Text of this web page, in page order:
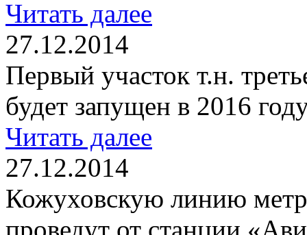
Читать далее
27.12.2014
Первый участок т.н.
будет запущен в 2016
Читать далее
27.12.2014
Кожуховскую линию
проведут от станции